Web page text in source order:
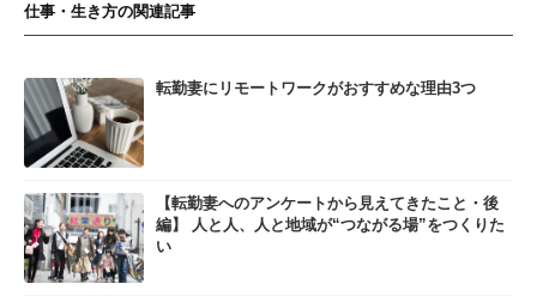
仕事・生き方の関連記事
転勤妻にリモートワークがおすすめな理由3つ
【転勤妻へのアンケートから見えてきたこと・後
編】 人と人、人と地域が“つながる場”をつくりた
い